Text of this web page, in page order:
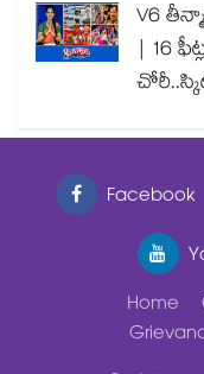
V6
| 16
Facebook
Home